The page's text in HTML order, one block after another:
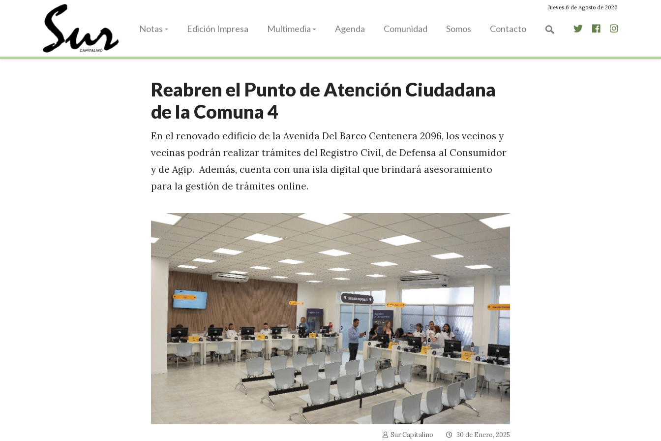
Jueves 6 de Agosto de 2026
Notas Edición Impresa Multimedia Agenda Comunidad Somos Contacto
Reabren el Punto de Atención Ciudadana
de la Comuna 4
En el renovado edificio de la Avenida Del Barco Centenera 2096, los vecinos y
vecinas podrán realizar trámites del Registro Civil, de Defensa al Consumidor
y de Agip. Además, cuenta con una isla digital que brindará asesoramiento
para la gestión de trámites online.
Sur Capitalino 30 de Enero, 2025